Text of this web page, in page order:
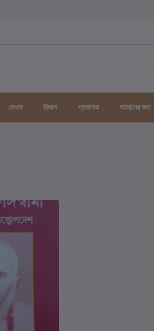
লেখক বিভাগ প্রকাশক আমাদের কথা